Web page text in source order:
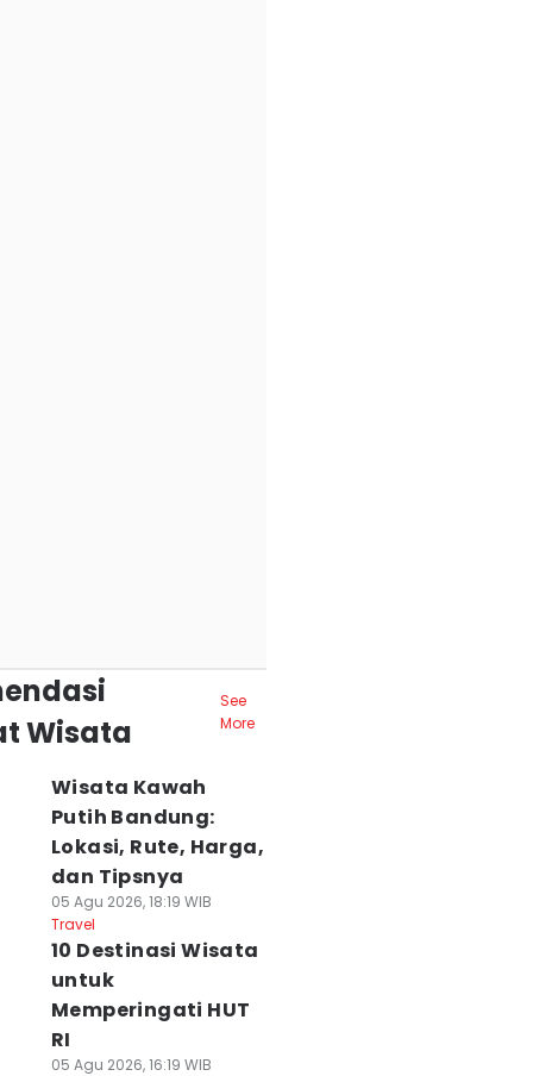
Wisata
See
More
Wisata Kawah
Putih Bandung:
Lokasi, Rute, Harga,
dan Tipsnya
05 Agu 2026, 18:19 WIB
Travel
10 Destinasi Wisata
untuk
Memperingati HUT
RI
05 Agu 2026, 16:19 WIB